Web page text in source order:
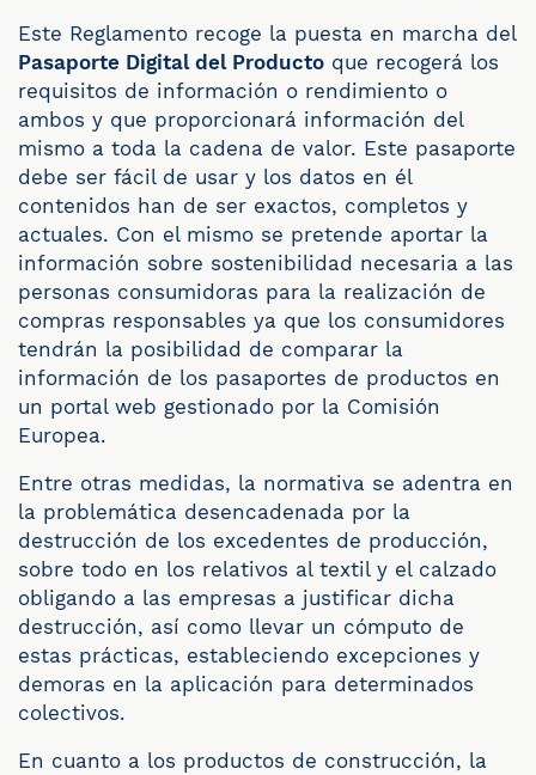
Este Reglamento recoge la puesta en marcha del
Pasaporte Digital del Producto que recogerá los
requisitos de información o rendimiento o
ambos y que proporcionará información del
mismo a toda la cadena de valor. Este pasaporte
debe ser fácil de usar y los datos en él
contenidos han de ser exactos, completos y
actuales. Con el mismo se pretende aportar la
información sobre sostenibilidad necesaria a las
personas consumidoras para la realización de
compras responsables ya que los consumidores
tendrán la posibilidad de comparar la
información de los pasaportes de productos en
un portal web gestionado por la Comisión
Europea.
Entre otras medidas, la normativa se adentra en
la problemática desencadenada por la
destrucción de los excedentes de producción,
sobre todo en los relativos al textil y el calzado
obligando a las empresas a justificar dicha
destrucción, así como llevar un cómputo de
estas prácticas, estableciendo excepciones y
demoras en la aplicación para determinados
colectivos.
En cuanto a los productos de construcción, la